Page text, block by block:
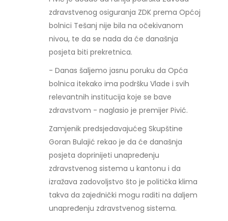
zdravstvenog osiguranja ZDK prema Općoj
bolnici Tešanj nije bila na očekivanom
nivou, te da se nada da će današnja
posjeta biti prekretnica.
- Danas šaljemo jasnu poruku da Opća
bolnica itekako ima podršku Vlade i svih
relevantnih institucija koje se bave
zdravstvom - naglasio je premijer Pivić.
Zamjenik predsjedavajućeg Skupštine
Goran Bulajić rekao je da će današnja
posjeta doprinijeti unapređenju
zdravstvenog sistema u kantonu i da
izražava zadovoljstvo što je politička klima
takva da zajednički mogu raditi na daljem
unapređenju zdravstvenog sistema.